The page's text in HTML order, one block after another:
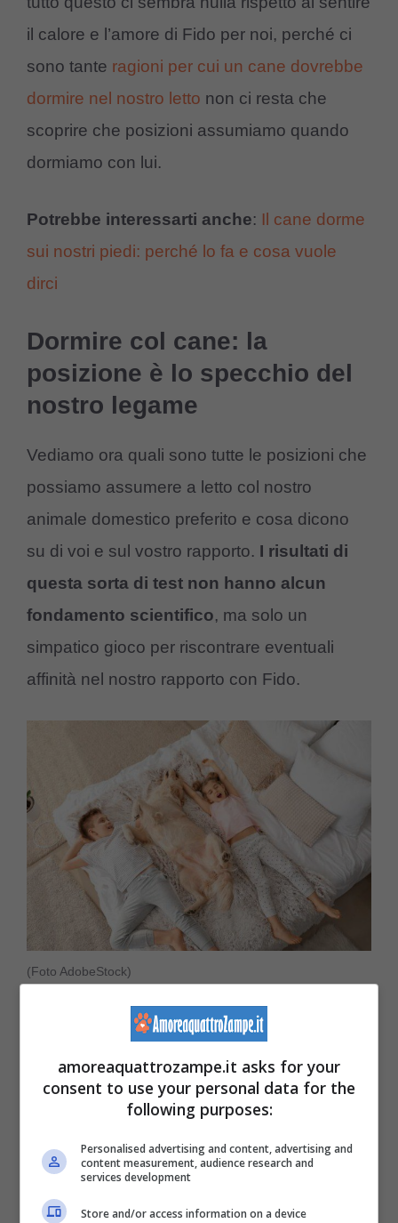
il calore e l’amore di Fido per noi, perché ci
sono tante ragioni per cui un cane dovrebbe
dormire nel nostro letto non ci resta che
scoprire che posizioni assumiamo quando
dormiamo con lui.
Potrebbe interessarti anche: Il cane dorme
sui nostri piedi: perché lo fa e cosa vuole
dirci
Dormire col cane: la
posizione è lo specchio del
nostro legame
Vediamo ora quali sono tutte le posizioni che
possiamo assumere a letto col nostro
animale domestico preferito e cosa dicono
su di voi e sul vostro rapporto. I risultati di
questa sorta di test non hanno alcun
fondamento scientifico, ma solo un
simpatico gioco per riscontrare eventuali
affinità nel nostro rapporto con Fido.
(Foto AdobeStock)
Dormire col cane: la posizione
‘a cucchiaio’
Segno di un legame molto forte col proprio
neppure di noi e l’uno deve sentire la
protezione e il calore dell’altro. Infatti sia se è
amoreaquattrozampe.it asks for your
consent to use your personal data for the
following purposes:
Personalised advertising and content, advertising and
content measurement, audience research and
services development
Store and/or access information on a device